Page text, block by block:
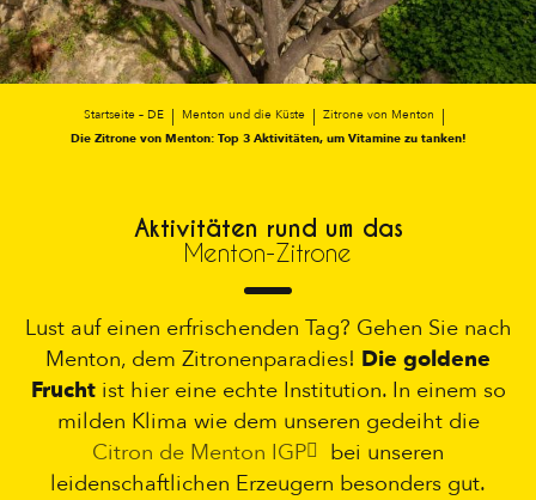
Startseite – DE Menton und die Küste
Zitrone von Menton
Die Zitrone von Menton: Top 3 Aktivitäten, um Vitamine zu tanken!
Aktivitäten rund um das
Menton-Zitrone
Lust auf einen erfrischenden Tag? Gehen Sie nach
Menton, dem Zitronenparadies! Die goldene
Fruchtist hier eine echte Institution. In einem so
milden Klima wie dem unseren gedeiht die
Citron de Menton IGP
bei unseren
leidenschaftlichen Erzeugern besonders gut.